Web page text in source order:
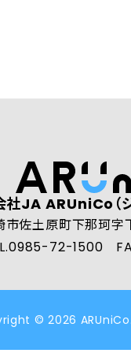
社JA ARUniCo（
市佐土原町下那珂字
0985-72-1500
© 2026